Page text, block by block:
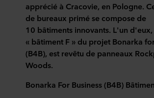
apprécié à Cracovie, en Pologne.
de bureaux primé se compose de
10 bâtiments innovants. L'un
« bâtiment F » du projet Bonarka
(B4B), est revêtu de panneaux
Woods.
Bonarka For Business (B4B)